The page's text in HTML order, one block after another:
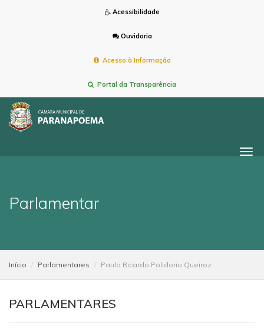
Acessibilidade
Ouvidoria
Acesso à Informação
Portal da Transparência
Parlamentar
Início Parlamentares Paulo Ricardo Polidorio Queiroz
PARLAMENTARES